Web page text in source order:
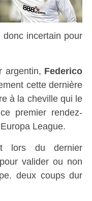
incertain pour
argentin, Federico
cette dernière
à la cheville qui le
premier rendez-
League.
lors du dernier
valider ou non
deux coups dur